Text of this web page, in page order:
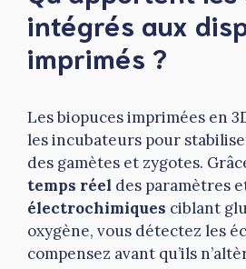
intégrés aux
imprimés ?
Les biopuces imprimées en
les incubateurs pour
des gamètes et zygotes.
temps réel des paramètres
électrochimiques ciblant
oxygène, vous détectez les
compensez avant qu’ils